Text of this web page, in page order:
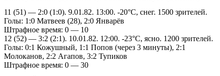
11 (51) — 2:0 (1:0). 9.01.82. 13:00. -20°С, снег. 1500 зрителей.
Голы: 1:0 Матвеев (28), 2:0 Январёв
Штрафное время: 0 — 10
12 (52) — 3:2 (2:1). 10.01.82. 12:00. -23°С, ясно. 1200 зрителей.
Голы: 0:1 Кожушный, 1:1 Попов (через 3 минуты), 2:1
Молоканов, 2:2 Агапов, 3:2 Тупиков
Штрафное время: 0 — 30